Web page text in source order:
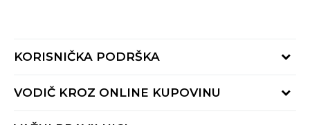
KORISNIČKA PODRŠKA
Provjeri status porudžbine
VODIČ KROZ ONLINE KUPOVINU
Načini isporuke